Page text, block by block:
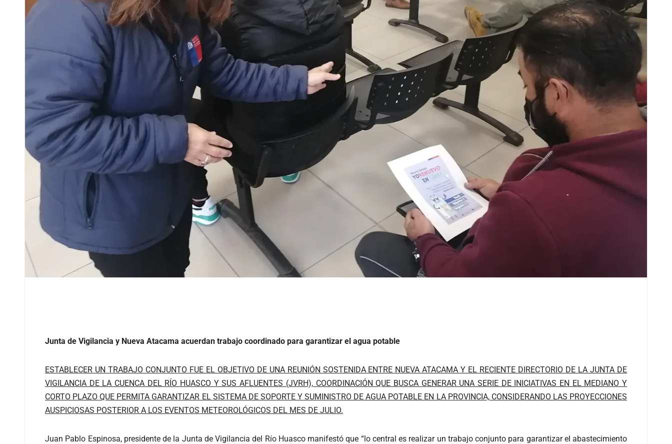
Junta de Vigilancia y Nueva Atacama acuerdan trabajo coordinado para garantizar el agua potable
ESTABLECER UN TRABAJO CONJUNTO FUE EL OBJETIVO DE UNA REUNIÓN SOSTENIDA ENTRE NUEVA ATACAMA Y EL RECIENTE DIRECTORIO DE LA JUNTA DE
VIGILANCIA DE LA CUENCA DEL RÍO HUASCO Y SUS AFLUENTES (JVRH), COORDINACIÓN QUE BUSCA GENERAR UNA SERIE DE INICIATIVAS EN EL MEDIANO Y
CORTO PLAZO QUE PERMITA GARANTIZAR EL SISTEMA DE SOPORTE Y SUMINISTRO DE AGUA POTABLE EN LA PROVINCIA, CONSIDERANDO LAS PROYECCIONES
AUSPICIOSAS POSTERIOR A LOS EVENTOS METEOROLÓGICOS DEL MES DE JULIO.
Juan Pablo Espinosa, presidente de la Junta de Vigilancia del Río Huasco manifestó que “lo central es realizar un trabajo conjunto para garantizar el abastecimiento